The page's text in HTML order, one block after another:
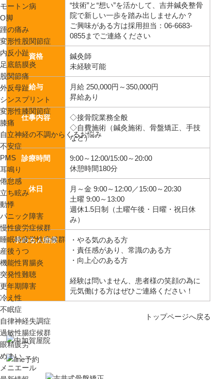
モートン病
O脚
踵の痛み
変形性股関節症
内反小趾
足底筋膜炎
股関節痛
外反母趾
シンスプリント
変形性膝関節症
膝痛
自立神経の不調からくるお悩み
不安症
PMS
耳鳴り
倦怠感
立ち眩み
動悸
パニック障害
慢性疲労症候群
睡眠時疲労性症候群
産後うつ
機能性胃腸炎
突発性難聴
更年期障害
冷え性
不眠症
自律神経失調症
過敏性腸症候群
眼精疲労
めまい
メニエール
“技術”と“想い”を活かして、吉井鍼灸整骨
院で新しい一歩を踏み出しませんか？
ご興味がある方は採用担当：06-6683-
0855までご連絡ください
資格
鍼灸師
未経験可能
給与
月給 250,000円～350,000円
昇給あり
仕事内容
◇接骨院業務全般
◇自費施術（鍼灸施術、骨盤矯正、手技
など）
診療時間
9:00～12:00/15:00～20:00
休憩時間180分
休日
月～金 9:00～12:00／15:00～20:30
土曜 9:00～13:00
週休1.5日制（土曜午後・日曜・祝日休
み）
求める人物像
・やる気のある方
・責任感があり、常識のある方
・向上心のある方
経験は問いません、患者様の笑顔の為に
元気働ける方はぜひご連絡ください！
トップページへ戻る